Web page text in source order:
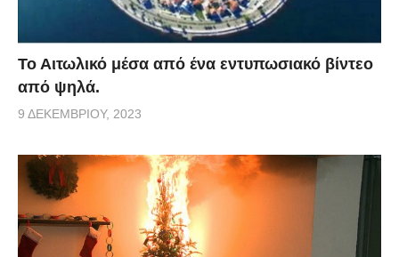
Το Αιτωλικό μέσα από ένα εντυπωσιακό βίντεο
από ψηλά.
9 ΔΕΚΕΜΒΡΊΟΥ, 2023